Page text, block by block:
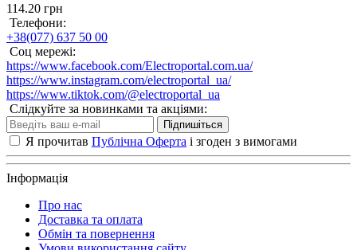
114.20 грн
Телефони:
+38(077) 637 50 00
Соц мережі:
https://www.facebook.com/Electroportal.com.ua/
https://www.instagram.com/electroportal_ua/
https://www.tiktok.com/@electroportal_ua
Слідкуйте за новинками та акціями:
Підпишіться
Я прочитав Публічна Оферта і згоден з вимогами
Інформація
Про нас
Доставка та оплата
Обмін та повернення